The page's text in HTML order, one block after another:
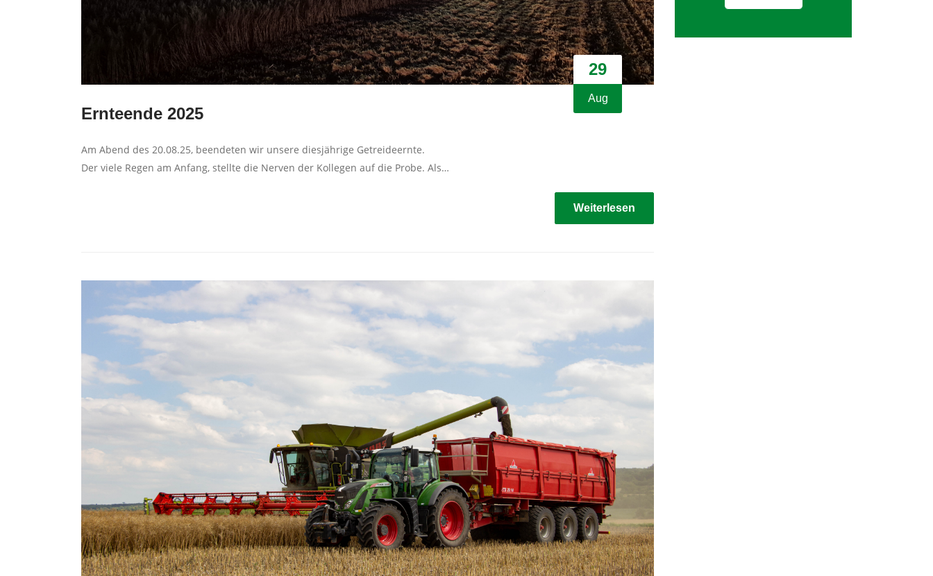
29
Aug
Ernteende 2025
Am Abend des 20.08.25, beendeten wir unsere diesjährige Getreideernte.
Der viele Regen am Anfang, stellte die Nerven der Kollegen auf die Probe. Als…
Weiterlesen